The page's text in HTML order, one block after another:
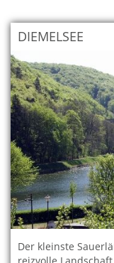
DIEMELSEE
Der kleinste